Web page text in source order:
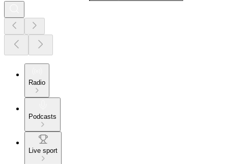
Radio
Podcasts
Live sport